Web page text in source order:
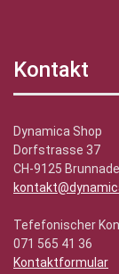
Kontakt
Dynamica Shop
Dorfstrasse 37
CH-9125
Tefefonischer
071 565 41 36
Kontaktformular